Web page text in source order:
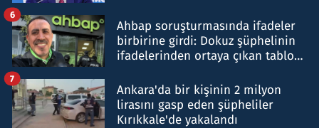
Ahbap soruşturmasında ifadeler
birbirine girdi: Dokuz şüphelinin
ifadelerinden ortaya çıkan tablo
6
Ankara'da bir kişinin 2 milyon
lirasını gasp eden şüpheliler
Kırıkkale'de yakalandı
7